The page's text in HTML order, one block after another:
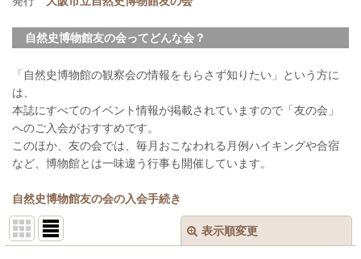
自然史博物館友の会ってどんな会？
「自然史博物館の観察会の情報をもらさず知りたい」という方に
は、
本誌にすべてのイベント情報が掲載されていますので「友の会」
へのご入会がおすすめです。
このほか、友の会では、毎月おこなわれる月例ハイキングや合宿
など、博物館とは一味違う行事も開催しています。
自然史博物館友の会の入会手続き
表示順変更